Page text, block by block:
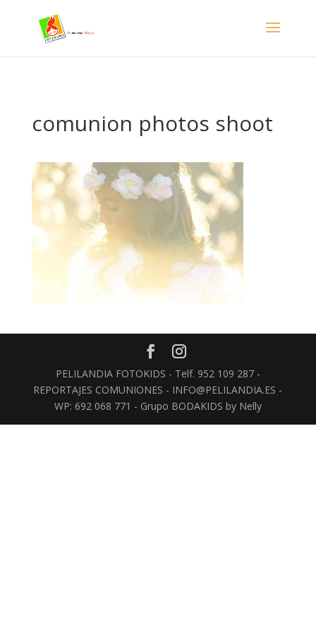
comunion photos shoot
PELILANDIA FOTOKIDS - Telf. 952 109 287 -
REPORTAJES COMUNIONES - INFO@PELILANDIA.ES -
WP: 692 068 771 - Grupo BODAKIDS by Nelly